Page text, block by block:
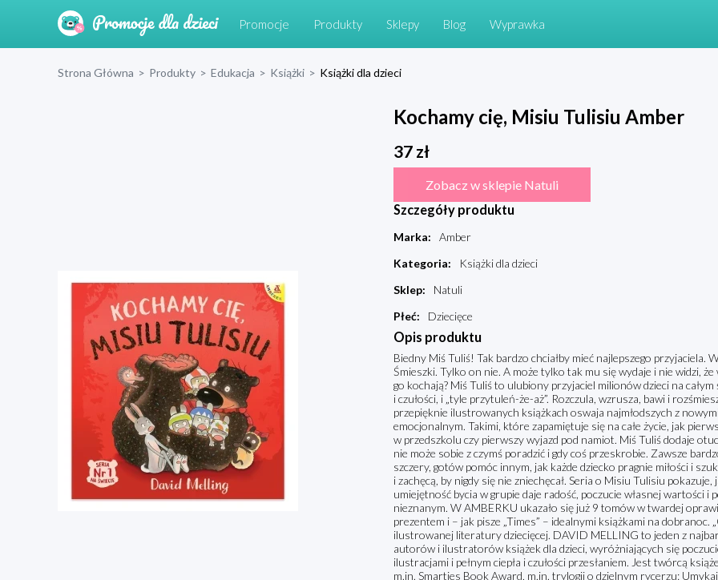
Promocje Produkty Sklepy Blog Wyprawka
Strona Główna > Produkty > Edukacja > Książki > Książki dla dzieci
Kochamy cię, Misiu Tulisiu Amber
37zł
Zobacz w sklepie Natuli
Szczegóły produktu
Marka:
Amber
Kategoria:
Książki dla dzieci
Sklep:
Natuli
Płeć: Dziecięce
Opis produktu
Biedny Miś Tuliś! Tak bardzo chciałby mieć najlepszego przyjaciela.
Śmieszki. Tylko on nie. A może tylko tak mu się wydaje i nie widzi,
go kochają? Miś Tuliś to ulubiony przyjaciel milionów dzieci na
i czułości, i „tyle przytuleń-że-aż”. Rozczula, wzrusza, bawi i
przepięknie ilustrowanych książkach oswaja najmłodszych z
emocjonalnym. Takimi, które zapamiętuje się na całe życie, jak
w przedszkolu czy pierwszy wyjazd pod namiot. Miś Tuliś dodaje
nie może sobie z czymś poradzić i gdy coś przeskrobie. Zawsze
szczery, gotów pomóc innym, jak każde dziecko pragnie miłości i
i zachęcą, by nigdy się nie zniechęcał. Seria o Misiu Tulisiu
umiejętność bycia w grupie daje radość, poczucie własnej wartości i
nieznanym. W AMBERKU ukazało się już 9 tomów w twardej
prezentem i – jak pisze „Times” – idealnymi książkami na dobranoc.
ilustrowanej literatury dziecięcej. DAVID MELLING to jeden z
autorów i ilustratorów książek dla dzieci, wyróżniających się
ilustracjami i pełnym ciepła i czułości przesłaniem. Jest twórcą
m.in. Smarties Book Award, m.in. trylogii o dzielnym rycerzu: